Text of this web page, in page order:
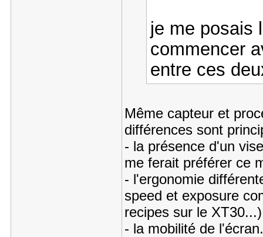
je me posais
commencer
entre ces
Même capteur et
différences sont
- la présence d'un
me ferait préférer ce
- l'ergonomie
speed et exposure
recipes sur le XT30...)
- la mobilité de l'écran.